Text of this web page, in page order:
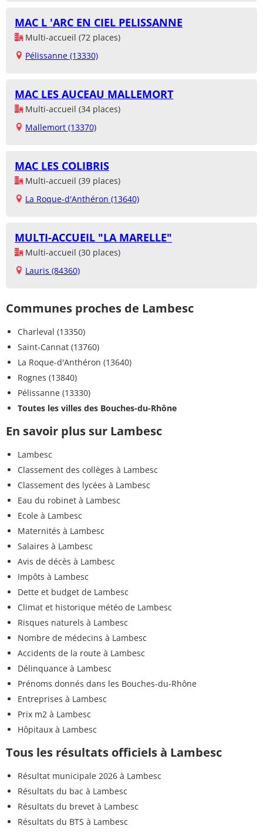
MAC L 'ARC EN CIEL PELISSANNE
Multi-accueil (72 places)
Pélissanne (13330)
MAC LES AUCEAU MALLEMORT
Multi-accueil (34 places)
Mallemort (13370)
MAC LES COLIBRIS
Multi-accueil (39 places)
La Roque-d'Anthéron (13640)
MULTI-ACCUEIL "LA MARELLE"
Multi-accueil (30 places)
Lauris (84360)
Communes proches de Lambesc
Charleval (13350)
Saint-Cannat (13760)
La Roque-d'Anthéron (13640)
Rognes (13840)
Pélissanne (13330)
Toutes les villes des Bouches-du-Rhône
En savoir plus sur Lambesc
Lambesc
Classement des collèges à Lambesc
Classement des lycées à Lambesc
Eau du robinet à Lambesc
Ecole à Lambesc
Maternités à Lambesc
Salaires à Lambesc
Avis de décès à Lambesc
Impôts à Lambesc
Dette et budget de Lambesc
Climat et historique météo de Lambesc
Risques naturels à Lambesc
Nombre de médecins à Lambesc
Accidents de la route à Lambesc
Délinquance à Lambesc
Prénoms donnés dans les Bouches-du-Rhône
Entreprises à Lambesc
Prix m2 à Lambesc
Hôpitaux à Lambesc
Tous les résultats officiels à Lambesc
Résultat municipale 2026 à Lambesc
Résultats du bac à Lambesc
Résultats du brevet à Lambesc
Résultats du BTS à Lambesc